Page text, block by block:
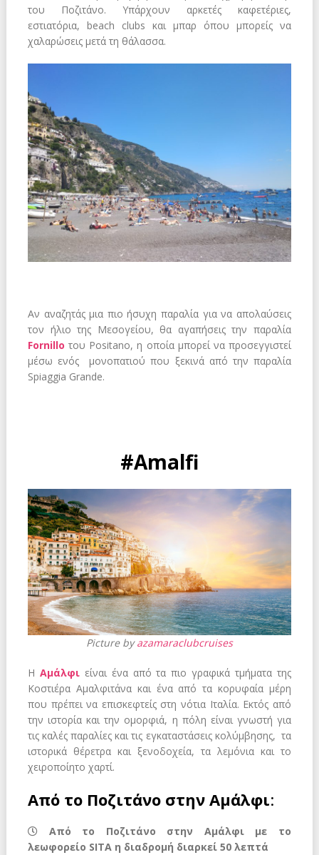
του Ποζιτάνο. Υπάρχουν αρκετές καφετέριες,
εστιατόρια, beach clubs και μπαρ όπου μπορείς να
χαλαρώσεις μετά τη θάλασσα.
Αν αναζητάς μια πιο ήσυχη παραλία για να απολαύσεις
τον ήλιο της Μεσογείου, θα αγαπήσεις την παραλία
Fornillo του Positano, η οποία μπορεί να προσεγγιστεί
μέσω ενός μονοπατιού που ξεκινά από την παραλία
Spiaggia Grande.
#Amalfi
Picture byazamaraclubcruises
Η Αμάλφιείναι ένα από τα πιο γραφικά τμήματα της
Κοστιέρα Αμαλφιτάνα και ένα από τα κορυφαία μέρη
που πρέπει να επισκεφτείς στη νότια Ιταλία. Εκτός από
την ιστορία και την ομορφιά, η πόλη είναι γνωστή για
τις καλές παραλίες και τις εγκαταστάσεις κολύμβησης, τα
ιστορικά θέρετρα και ξενοδοχεία, τα λεμόνια και το
χειροποίητο χαρτί.
Από τo Ποζιτάνο στην Αμάλφι:
Aπό το Ποζιτάνο στην Αμάλφι με το
λεωφορείο SITA η διαδρομή διαρκεί 50 λεπτά